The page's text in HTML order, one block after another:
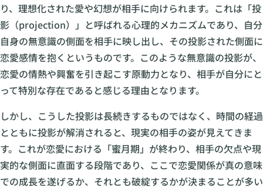
り、理想化された愛や幻想が相手に向けられます。これは「投
影（projection）」と呼ばれる心理的メカニズムであり、自分
自身の無意識の側面を相手に映し出し、その投影された側面に
恋愛感情を抱くというものです。このような無意識の投影が、
恋愛の情熱や興奮を引き起こす原動力となり、相手が自分にと
って特別な存在であると感じる理由となります。
しかし、こうした投影は長続きするものではなく、時間の経過
とともに投影が解消されると、現実の相手の姿が見えてきま
す。これが恋愛における「蜜月期」が終わり、相手の欠点や現
実的な側面に直面する段階であり、ここで恋愛関係が真の意味
での成長を遂げるか、それとも破綻するかが決まることが多い